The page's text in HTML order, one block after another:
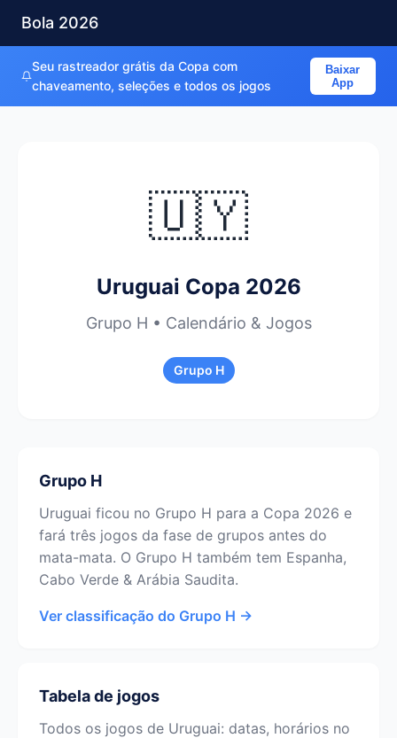
Bola 2026
Seu rastreador grátis da Copa com
chaveamento, seleções e todos os jogos
Baixar
App
🇺🇾
Uruguai Copa 2026
Grupo H • Calendário & Jogos
Grupo H
Grupo H
Uruguai ficou no Grupo H para a Copa 2026 e
fará três jogos da fase de grupos antes do
mata-mata. O Grupo H também tem Espanha,
Cabo Verde & Arábia Saudita.
Ver classificação do Grupo H →
Tabela de jogos
Todos os jogos de Uruguai: datas, horários no